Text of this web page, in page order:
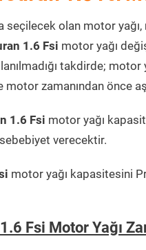
seçilecek olan motor
1.6 Fsi motor yağı
takdirde;
zamanından önce
1.6 Fsi motor yağı
verecektir.
motor yağı kapasitesini
Fsi Motor Yağı